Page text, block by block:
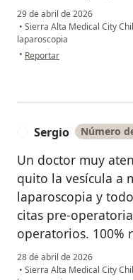
29 de abril de 2026
• Sierra Alta Medical City
laparoscopia
• en opinión del usuario ADA
Reportar
Sergio Número
Un doctor muy
quito la vesícula a
laparoscopia y
citas pre-
operatorios. 100%
28 de abril de 2026
• Sierra Alta Medical City